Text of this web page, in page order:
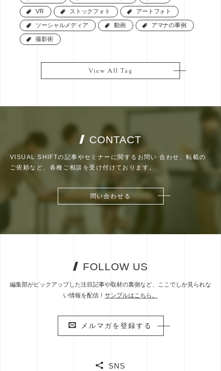
VR
VR ストックフォト
ストックフォト アートフォト
アートフォト
ソーシャルメディア
ソーシャルメディア 動画
動画 アマナの事例
アマナの事例
撮影術
撮影術
View All Tag
View All Tag
CONTACT
VISUAL SHIFTの記事やセミナーに関するお問い 合わせ、転載の
ご依頼など、各種ご相談を受け付けております。
問い合わせる
問い合わせる
FOLLOW US
編集部がピックアップした注目記事や取材の裏側など、ここでしか見られな
い情報を配信！ サンプルはこちら。
メルマガを登録する
メルマガを登録する
SNS